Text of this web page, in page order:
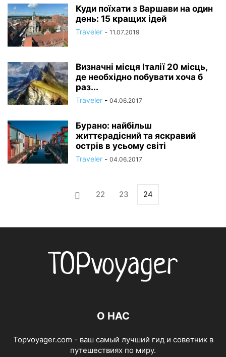
Куди поїхати з Варшави на один
день: 15 кращих ідей
Traveler - 11.07.2019
Визначні місця Італії 20 місць,
де необхідно побувати хоча б
раз...
Traveler - 04.06.2017
Бурано: найбільш
життєрадісний та яскравий
острів в усьому світі
Traveler - 04.06.2017
22 23 24
О НАС
Topvoyager.com - ваш самый лучший гид и советник в
путешествиях по миру.